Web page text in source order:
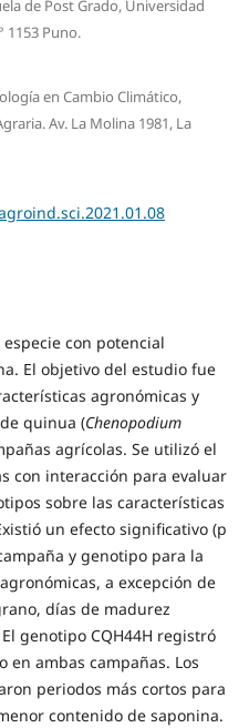
de Post Grado, Universidad
1153 Puno.
en Cambio Climático,
Av. La Molina 1981, La
con potencial
El objetivo del estudio fue
agronómicas y
quinua (Chenopodium
agrícolas. Se utilizó el
con interacción para evaluar
sobre las características
un efecto significativo (p
y genotipo para la
a excepción de
días de madurez
genotipo CQH44H registró
ambas campañas. Los
periodos más cortos para
contenido de saponina.